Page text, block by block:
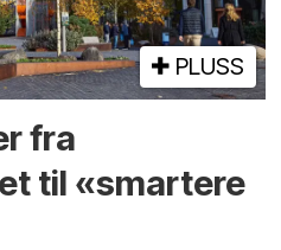
PLUSS
fra
til «smartere